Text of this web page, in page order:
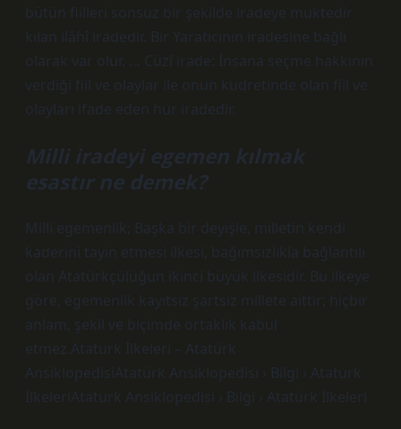
bütün fiilleri sonsuz bir şekilde iradeye muktedir
kılan ilâhî iradedir. Bir Yaratıcının iradesine bağlı
olarak var olur. … Cüzî irade: İnsana seçme hakkının
verdiği fiil ve olaylar ile onun kudretinde olan fiil ve
olayları ifade eden hür iradedir.
Milli iradeyi egemen kılmak
esastır ne demek?
Milli egemenlik; Başka bir deyişle, milletin kendi
kaderini tayin etmesi ilkesi, bağımsızlıkla bağlantılı
olan Atatürkçülüğün ikinci büyük ilkesidir. Bu ilkeye
göre, egemenlik kayıtsız şartsız millete aittir; hiçbir
anlam, şekil ve biçimde ortaklık kabul
etmez.Atatürk İlkeleri – Atatürk
AnsiklopedisiAtatürk Ansiklopedisi › Bilgi › Atatürk
İlkeleriAtatürk Ansiklopedisi › Bilgi › Atatürk İlkeleri